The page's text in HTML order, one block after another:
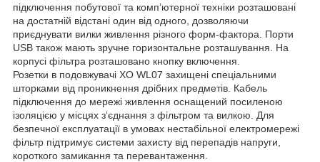
підключення побутової та компʼютерної техніки розташовані
на достатній відстані один від одного, дозволяючи
приєднувати вилки живлення різного форм-фактора. Порти
USB також мають зручне горизонтальне розташування. На
корпусі фільтра розташовано кнопку включення.
Розетки в подовжувачі XO WL07 захищені спеціальними
шторками від проникнення дрібних предметів. Кабель
підключення до мережі живлення оснащений посиленою
ізоляцією у місцях зʼєднання з фільтром та вилкою. Для
безпечної експлуатації в умовах нестабільної електромережі
фільтр підтримує системи захисту від перепадів напруги,
короткого замикання та перевантаження.